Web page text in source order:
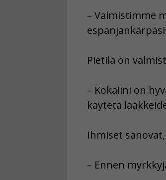
– Valmistimme
Pietilä on
– Kokaiini on
käytetä
Ihmiset
– Ennen